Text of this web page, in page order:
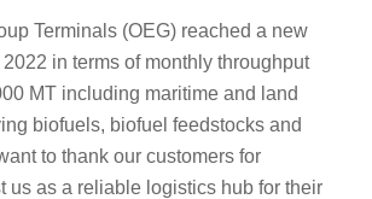
Terminals (OEG) reached a new
in terms of monthly throughput
MT including maritime and land
biofuels, biofuel feedstocks and
to thank our customers for
us as a reliable logistics hub for their